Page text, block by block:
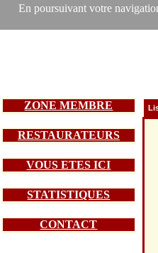
En poursuivant votre
ZONE MEMBRE
RESTAURATEURS
VOUS ETES ICI
STATISTIQUES
CONTACT